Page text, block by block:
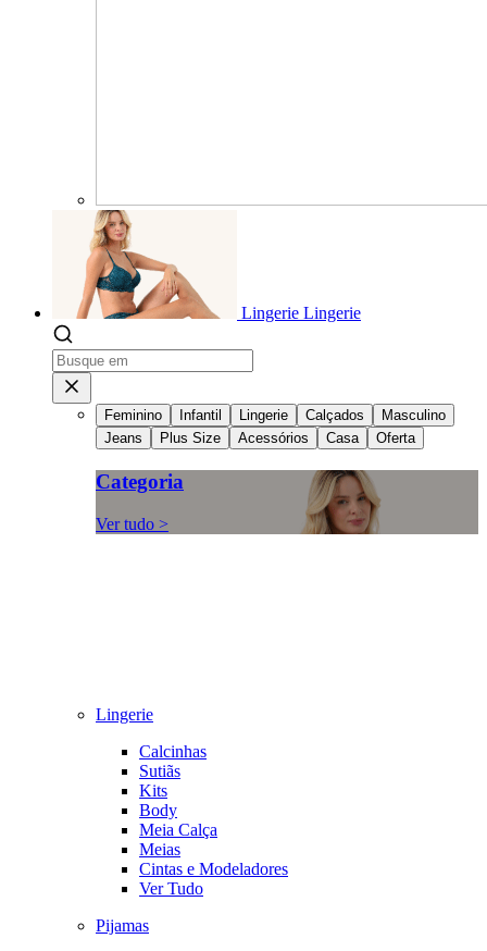
Lingerie Lingerie
Feminino Infantil Lingerie Calçados
Masculino
Jeans
Plus Size Acessórios Casa Oferta
Categoria
Ver tudo >
Lingerie
Calcinhas
Sutiãs
Kits
Body
Meia Calça
Meias
Cintas e Modeladores
Ver Tudo
Pijamas